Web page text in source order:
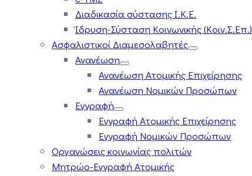
Διαδικασία σύστασης Ι.Κ.Ε.
Ίδρυση-Σύσταση Κοινωνικής (Κοιν.Σ.Επ.)
Ασφαλιστικοί Διαμεσολαβητές
Ανανέωση
Ανανέωση Ατομικής Επιχείρησης
Ανανέωση Νομικών Προσώπων
Εγγραφή
Εγγραφή Ατομικής Επιχείρησης
Εγγραφή Νομικών Προσώπων
Οργανώσεις κοινωνίας πολιτών
Μητρώο-Εγγραφή Ατομικής